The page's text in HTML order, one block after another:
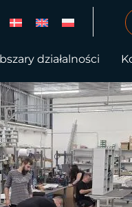
działalności